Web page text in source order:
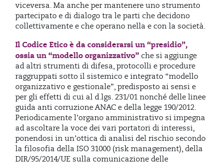
viceversa. Ma anche per mantenere uno strumento
partecipato e di dialogo tra le parti che decidono
collettivamente e che operano nella e con la società.
Il Codice Etico è da considerarsi un “presidio”,
ossia un “modello organizzativo” che si aggiunge
ad altri strumenti di difesa, protocolli e procedure
raggruppati sotto il sistemico e integrato “modello
organizzativo e gestionale”, predisposto ai sensi e
per gli effetti di cui al d.lgs. 231/01 nonché delle linee
guida anti corruzione ANAC e della legge 190/2012.
Periodicamente l’organo amministrativo si impegna
ad ascoltare la voce dei vari portatori di interessi,
ponendosi in un’ottica di analisi del rischio secondo
la filosofia della ISO 31000 (risk management), della
DIR/95/2014/UE sulla comunicazione delle